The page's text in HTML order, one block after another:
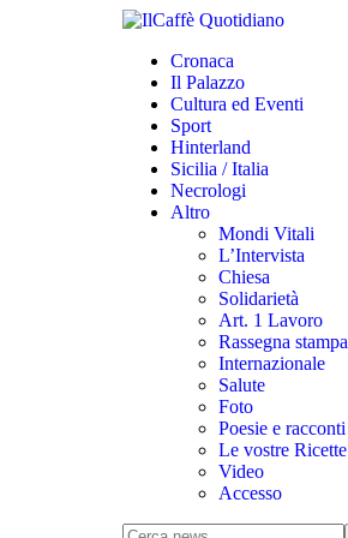
Cronaca
Il Palazzo
Cultura ed Eventi
Sport
Hinterland
Sicilia / Italia
Necrologi
Altro
Mondi Vitali
L’Intervista
Chiesa
Solidarietà
Art. 1 Lavoro
Rassegna stampa
Internazionale
Salute
Foto
Poesie e racconti
Le vostre Ricette
Video
Accesso